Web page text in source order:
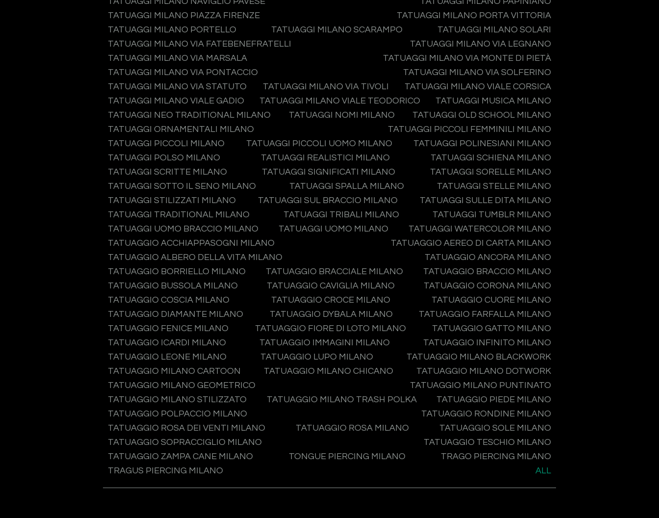
TATUAGGI MILANO PIAZZA FIRENZE
TATUAGGI MILANO PORTA VITTORIA
TATUAGGI MILANO PORTELLO
TATUAGGI MILANO SCARAMPO
TATUAGGI MILANO SOLARI
TATUAGGI MILANO VIA FATEBENEFRATELLI
TATUAGGI MILANO VIA LEGNANO
TATUAGGI MILANO VIA MARSALA
TATUAGGI MILANO VIA MONTE DI PIETÀ
TATUAGGI MILANO VIA PONTACCIO
TATUAGGI MILANO VIA SOLFERINO
TATUAGGI MILANO VIA STATUTO
TATUAGGI MILANO VIA TIVOLI
TATUAGGI MILANO VIALE CORSICA
TATUAGGI MILANO VIALE GADIO
TATUAGGI MILANO VIALE TEODORICO
TATUAGGI MUSICA MILANO
TATUAGGI NEO TRADITIONAL MILANO
TATUAGGI NOMI MILANO
TATUAGGI OLD SCHOOL MILANO
TATUAGGI ORNAMENTALI MILANO
TATUAGGI PICCOLI FEMMINILI MILANO
TATUAGGI PICCOLI MILANO
TATUAGGI PICCOLI UOMO MILANO
TATUAGGI POLINESIANI MILANO
TATUAGGI POLSO MILANO
TATUAGGI REALISTICI MILANO
TATUAGGI SCHIENA MILANO
TATUAGGI SCRITTE MILANO
TATUAGGI SIGNIFICATI MILANO
TATUAGGI SORELLE MILANO
TATUAGGI SOTTO IL SENO MILANO
TATUAGGI SPALLA MILANO
TATUAGGI STELLE MILANO
TATUAGGI STILIZZATI MILANO
TATUAGGI SUL BRACCIO MILANO
TATUAGGI SULLE DITA MILANO
TATUAGGI TRADITIONAL MILANO
TATUAGGI TRIBALI MILANO
TATUAGGI TUMBLR MILANO
TATUAGGI UOMO BRACCIO MILANO
TATUAGGI UOMO MILANO
TATUAGGI WATERCOLOR MILANO
TATUAGGIO ACCHIAPPASOGNI MILANO
TATUAGGIO AEREO DI CARTA MILANO
TATUAGGIO ALBERO DELLA VITA MILANO
TATUAGGIO ANCORA MILANO
TATUAGGIO BORRIELLO MILANO
TATUAGGIO BRACCIALE MILANO
TATUAGGIO BRACCIO MILANO
TATUAGGIO BUSSOLA MILANO
TATUAGGIO CAVIGLIA MILANO
TATUAGGIO CORONA MILANO
TATUAGGIO COSCIA MILANO
TATUAGGIO CROCE MILANO
TATUAGGIO CUORE MILANO
TATUAGGIO DIAMANTE MILANO
TATUAGGIO DYBALA MILANO
TATUAGGIO FARFALLA MILANO
TATUAGGIO FENICE MILANO
TATUAGGIO FIORE DI LOTO MILANO
TATUAGGIO GATTO MILANO
TATUAGGIO ICARDI MILANO
TATUAGGIO IMMAGINI MILANO
TATUAGGIO INFINITO MILANO
TATUAGGIO LEONE MILANO
TATUAGGIO LUPO MILANO
TATUAGGIO MILANO BLACKWORK
TATUAGGIO MILANO CARTOON
TATUAGGIO MILANO CHICANO
TATUAGGIO MILANO DOTWORK
TATUAGGIO MILANO GEOMETRICO
TATUAGGIO MILANO PUNTINATO
TATUAGGIO MILANO STILIZZATO
TATUAGGIO MILANO TRASH POLKA
TATUAGGIO PIEDE MILANO
TATUAGGIO POLPACCIO MILANO
TATUAGGIO RONDINE MILANO
TATUAGGIO ROSA DEI VENTI MILANO
TATUAGGIO ROSA MILANO
TATUAGGIO SOLE MILANO
TATUAGGIO SOPRACCIGLIO MILANO
TATUAGGIO TESCHIO MILANO
TATUAGGIO ZAMPA CANE MILANO
TONGUE PIERCING MILANO
TRAGO PIERCING MILANO
TRAGUS PIERCING MILANO
ALL